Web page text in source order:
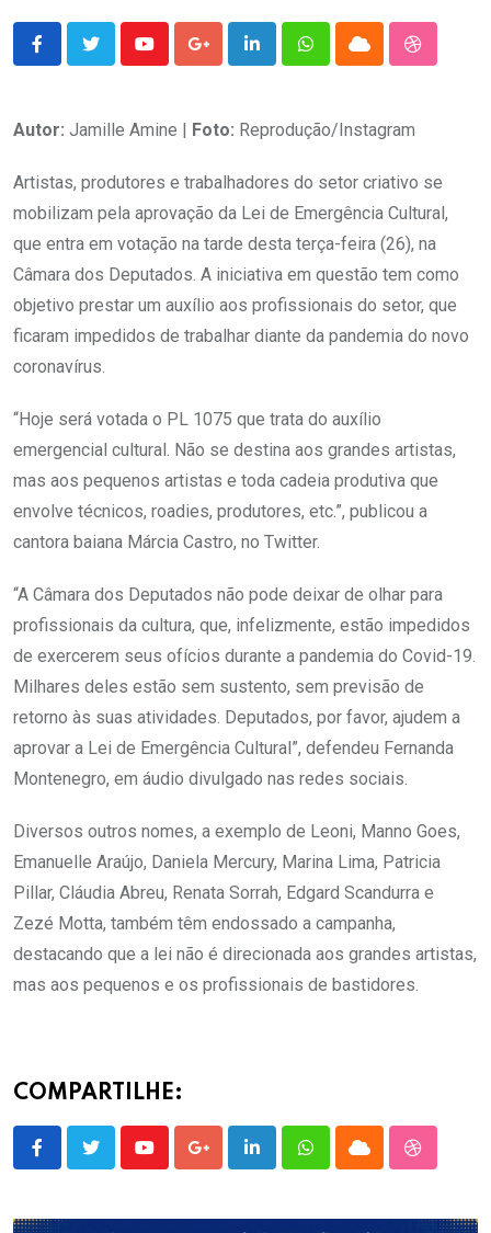
YoutubeGoogle+LinkedInWhatsappCloud
Autor: Jamille Amine | Foto: Reprodução/Instagram
Artistas, produtores e trabalhadores do setor criativo se
mobilizam pela aprovação da Lei de Emergência Cultural,
que entra em votação na tarde desta terça-feira (26), na
Câmara dos Deputados. A iniciativa em questão tem como
objetivo prestar um auxílio aos profissionais do setor, que
ficaram impedidos de trabalhar diante da pandemia do novo
coronavírus.
“Hoje será votada o PL 1075 que trata do auxílio
emergencial cultural. Não se destina aos grandes artistas,
mas aos pequenos artistas e toda cadeia produtiva que
envolve técnicos, roadies, produtores, etc.”, publicou a
cantora baiana Márcia Castro, no Twitter.
“A Câmara dos Deputados não pode deixar de olhar para
profissionais da cultura, que, infelizmente, estão impedidos
de exercerem seus ofícios durante a pandemia do Covid-19.
Milhares deles estão sem sustento, sem previsão de
retorno às suas atividades. Deputados, por favor, ajudem a
aprovar a Lei de Emergência Cultural”, defendeu Fernanda
Montenegro, em áudio divulgado nas redes sociais.
Diversos outros nomes, a exemplo de Leoni, Manno Goes,
Emanuelle Araújo, Daniela Mercury, Marina Lima, Patricia
Pillar, Cláudia Abreu, Renata Sorrah, Edgard Scandurra e
Zezé Motta, também têm endossado a campanha,
destacando que a lei não é direcionada aos grandes artistas,
mas aos pequenos e os profissionais de bastidores.
COMPARTILHE:
YoutubeGoogle+LinkedInWhatsappCloud